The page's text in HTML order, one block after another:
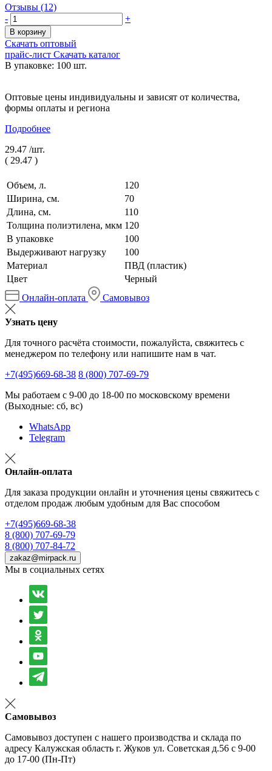
Отзывы (12)
-
+
В корзину
Скачать оптовый
прайс-лист Скачать каталог
В упаковке: 100 шт.
Оптовые цены индивидуальны и зависят от количества,
формы оплаты и региона
Подробнее
29.47 /шт.
( 29.47 )
Объем, л.
120
Ширина, см.
70
Длина, см.
110
Толщина полиэтилена, мкм 120
В упаковке
100
Выдерживают нагрузку
100
Материал
ПВД (пластик)
Цвет
Черный
Онлайн-оплата
Самовывоз
Узнать цену
Для точного расчёта стоимости, пожалуйста, свяжитесь с
менеджером по телефону или напишите нам в чат.
+7(495)669-68-38 8 (800) 707-69-79
Мы работаем с 9-00 до 18-00 по московскому времени
(Выходные: сб, вс)
WhatsApp
Telegram
Онлайн-оплата
Для заказа продукции онлайн и уточнения цены свяжитесь с
отделом продаж любым удобным для Вас способом
+7(495)669-68-38
8 (800) 707-69-79
8 (800) 707-84-72
zakaz@mirpack.ru
Мы в социальных сетях
Самовывоз
Самовывоз доступен с нашего производства и склада по
адресу Калужская область г. Жуков ул. Советская д.56 с 9-00
до 17-00 (Пн-Пт)